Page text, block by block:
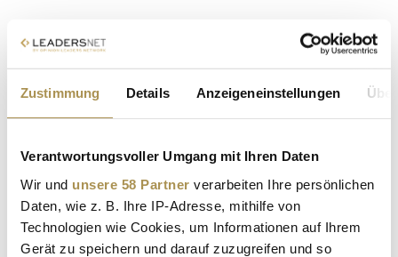
Zustimmung Details Anzeigeneinstellungen
Verantwortungsvoller Umgang mit Ihren Daten
Wir und unsere 58 Partner verarbeiten Ihre persönlichen
Daten, wie z. B. Ihre IP-Adresse, mithilfe von
Technologien wie Cookies, um Informationen auf Ihrem
Gerät zu speichern und darauf zuzugreifen und so